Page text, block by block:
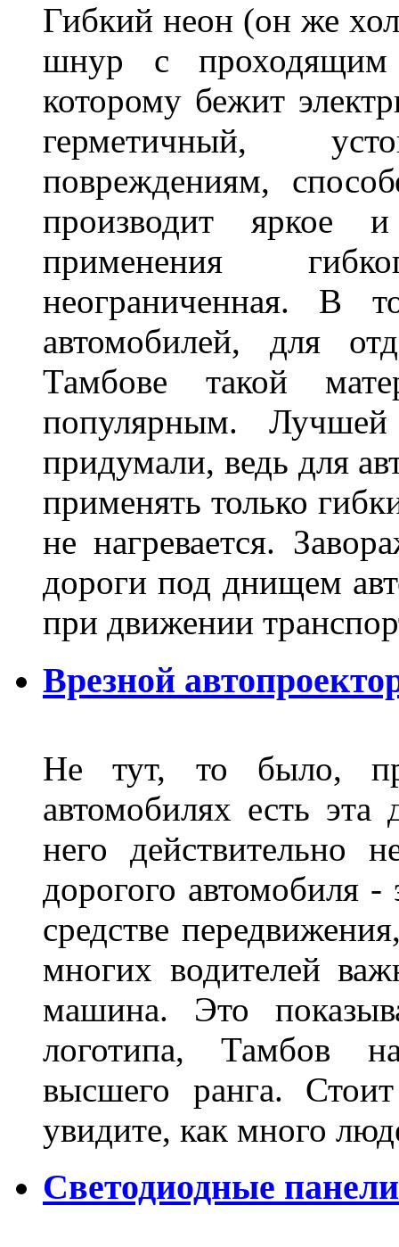
Гибкий неон (он же
шнур с
которому бежит
герметичный,
повреждениям,
производит яркое
применения
неограниченная.
автомобилей, для
Тамбове такой
популярным.
придумали, ведь для
применять только
не нагревается.
дороги под днищем
при движении
Врезной
Не тут, то было,
автомобилях есть
него действительно
дорогого автомобиля
средстве
многих водителей
машина. Это
логотипа, Тамбов
высшего ранга.
увидите, как много
Светодиодные